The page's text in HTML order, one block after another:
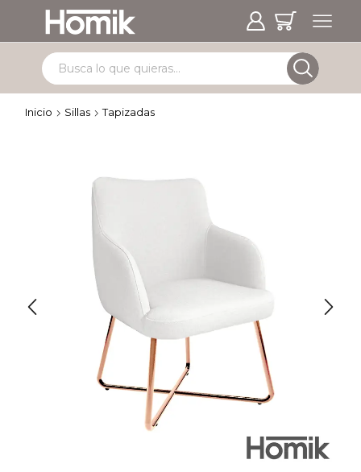
Inicio Sillas Tapizadas